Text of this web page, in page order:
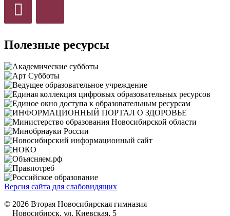
Полезные ресурсы
Версия сайта для слабовидящих
© 2026 Вторая Новосибирская гимназия
Новосибирск, ул. Киевская, 5